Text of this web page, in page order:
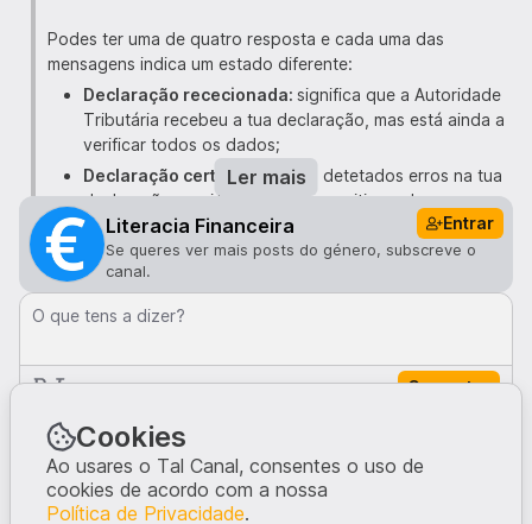
Podes ter uma de quatro resposta e cada uma das
mensagens indica um estado diferente:
Declaração rececionada: significa que a Autoridade
Tributária recebeu a tua declaração, mas está ainda a
verificar todos os dados;
Declaração certa: Não foram detetados erros na tua
declaração que já foi validada positiva pela
Autoridade Tributária;
Liquidação processada:esta fase do processo é
crucial, já que é quando o cálculo do imposto final
está feito. É nesta fase que sabes o valor exato do
Reembolso/liquidação emitida:Aqui é quando a
Autoridade Tributária já ordenou o pagamento; caso
transferido para a tua conta ou é enviado para a tua
morada fiscal um cheque. No caso de teres de pagar,
também em pouco dias recebes uma nota de
pagamento com os dados a utilizar – montante e
Ler mais
Literacia Financeira Entrar
Se queres ver mais posts do género, subscreve o
canal.
O que tens a dizer?
Comentar
Comentários · 0
Ninguém comentou neste post.
Cookies
Ao usares o Tal Canal, consentes o uso de
cookies de acordo com a nossa
Política de Privacidade.